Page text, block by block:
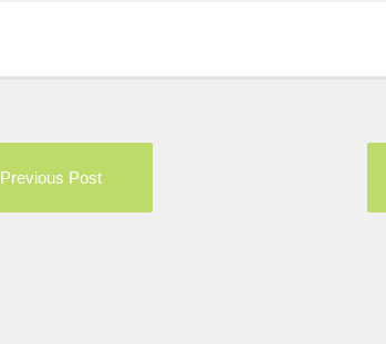
Previous Post